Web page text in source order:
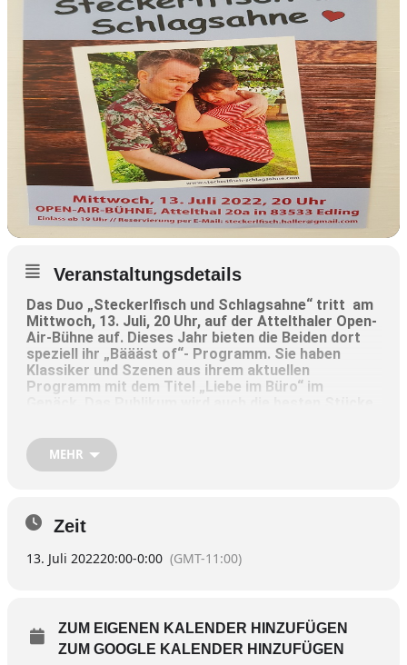
Veranstaltungsdetails
Das Duo „Steckerlfisch und Schlagsahne“ tritt am
Mittwoch, 13. Juli, 20 Uhr, auf der Attelthaler Open-
Air-Bühne auf. Dieses Jahr bieten die Beiden dort
speziell ihr „Bäääst of“- Programm. Sie haben
Klassiker und Szenen aus ihrem aktuellen
Programm mit dem Titel „Liebe im Büro“ im
erleben. Es gibt unter anderem ein Wiedersehen mit
dem schüchternen Wolfgang und seiner
dominanten Erika sowie mit dem Macho und seiner
MEHR
Zeit
13. Juli 202220:00-0:00 (GMT-11:00)
ZUM EIGENEN KALENDER HINZUFÜGEN
ZUM GOOGLE KALENDER HINZUFÜGEN